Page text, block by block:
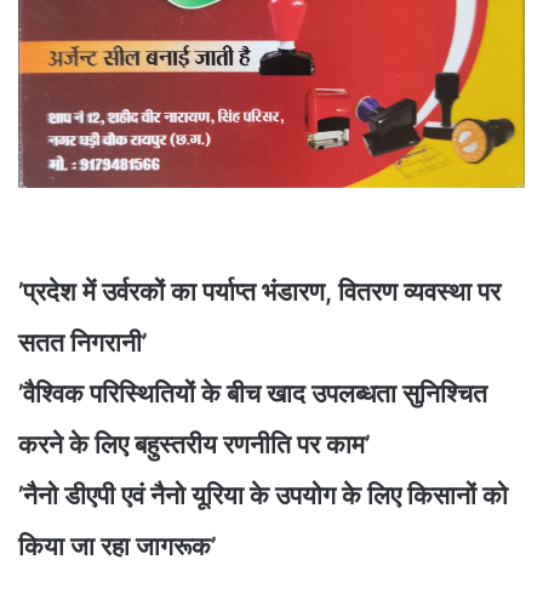
’प्रदेश में उर्वरकों का पर्याप्त भंडारण, वितरण व्यवस्था पर
सतत निगरानी’
’वैश्विक परिस्थितियों के बीच खाद उपलब्धता सुनिश्चित
करने के लिए बहुस्तरीय रणनीति पर काम’
’नैनो डीएपी एवं नैनो यूरिया के उपयोग के लिए किसानों को
किया जा रहा जागरूक’